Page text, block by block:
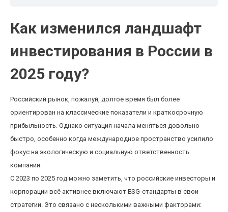
Как изменился ландшафт
инвестирования в России в
2025 году?
Российский рынок, пожалуй, долгое время был более
ориентирован на классические показатели и краткосрочную
прибыльность. Однако ситуация начала меняться довольно
быстро, особенно когда международное пространство усилило
фокус на экологическую и социальную ответственность
компаний.
С 2023 по 2025 год можно заметить, что российские инвесторы и
корпорации всё активнее включают ESG-стандарты в свои
стратегии. Это связано с несколькими важными факторами: